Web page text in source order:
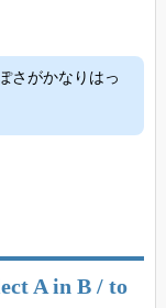
さがかなりはっ
A in B / to